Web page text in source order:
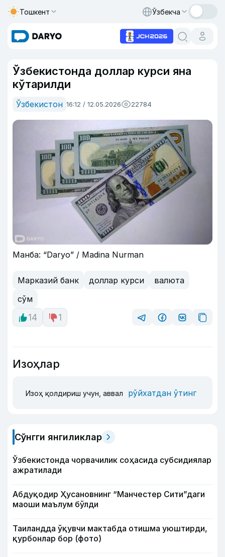
Тошкент Ўзбекча
Ўзбекистонда доллар курси яна
кўтарилди
Ўзбекистон 16:12 / 12.05.2026 22784
Манба: “Daryo” / Madina Nurman
Марказий банк доллар курси
валюта
сўм
14
1
Изоҳлар
Изоҳ қолдириш учун, аввал рўйхатдан ўтинг
Сўнгги янгиликлар
Ўзбекистонда чорвачилик соҳасида субсидиялар
ажратилади
Абдуқодир Ҳусановнинг “Манчестер Сити”даги
маоши маълум бўлди
Таиландда ўқувчи мактабда отишма уюштирди,
қурбонлар бор (фото)